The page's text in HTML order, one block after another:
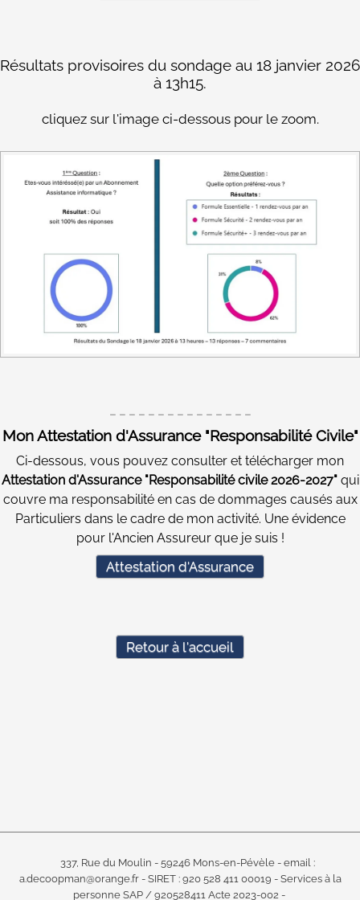
Résultats provisoires du sondage au 18 janvier 2026
à 13h15.
cliquez sur l'image ci-dessous pour le zoom.
Mon Attestation d'Assurance "Responsabilité Civile"
Ci-dessous, vous pouvez consulter et télécharger mon
Attestation d'Assurance "Responsabilité civile 2026-2027" qui
couvre ma responsabilité en cas de dommages causés aux
Particuliers dans le cadre de mon activité. Une évidence
pour l'Ancien Assureur que je suis !
Attestation d'Assurance
Retour à l'accueil
337, Rue du Moulin - 59246 Mons-en-Pévèle - email :
a.decoopman@orange.fr - SIRET : 920 528 411 00019 - Services à la
personne SAP / 920528411 Acte 2023-002 -